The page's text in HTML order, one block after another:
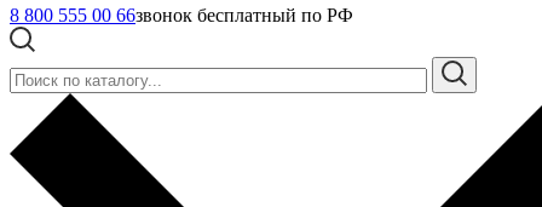
8 800 555 00 66звонок бесплатный по РФ